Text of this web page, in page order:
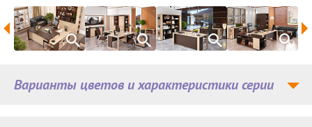
Варианты цветов и характеристики серии